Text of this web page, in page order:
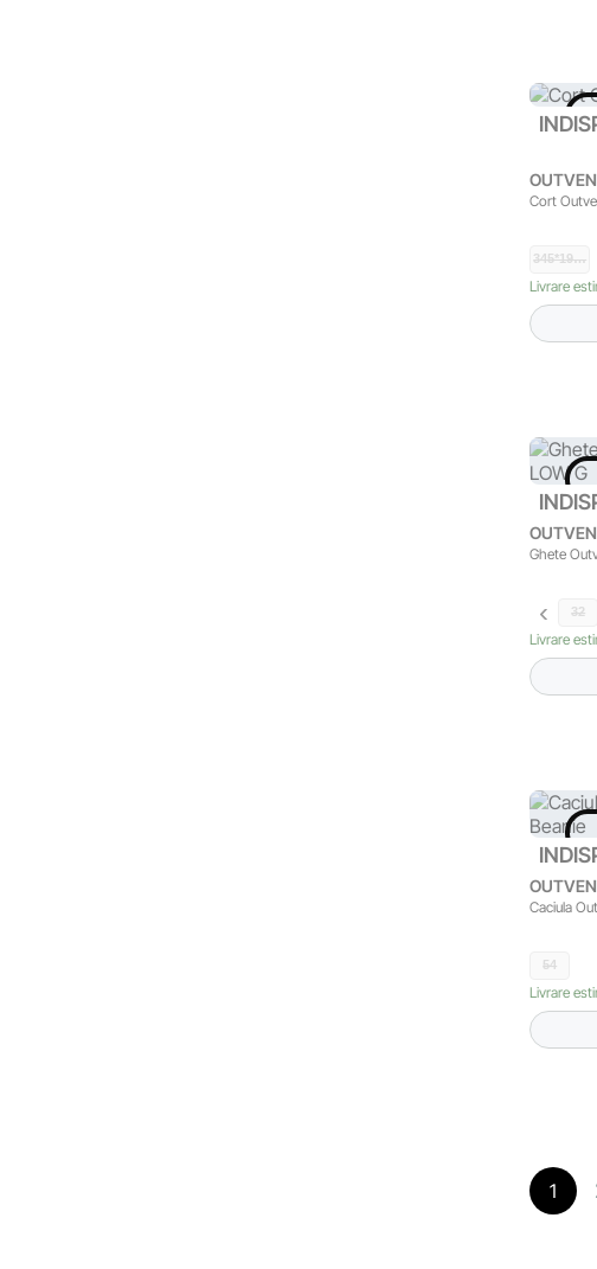
Cort
345*19…
Livrare
Ghete
32
Livrare
Caciula
54
Livrare
1